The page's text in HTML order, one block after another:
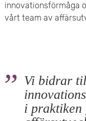
innovationsförmåga
vårt team av
Vi bidrar
i praktiken